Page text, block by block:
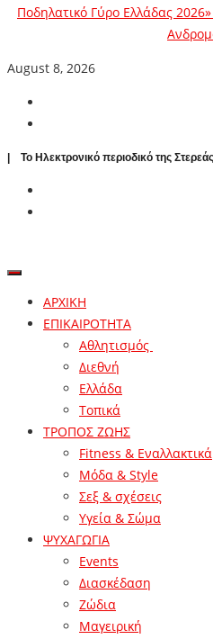
Ποδηλατικό Γύρο Ελλάδας
August 8, 2026
| To Ηλεκτρονικό περιοδικό της
ΑΡΧΙΚΗ
ΕΠΙΚΑΙΡΟΤΗΤΑ
Αθλητισμός
Διεθνή
Ελλάδα
Τοπικά
ΤΡΟΠΟΣ ΖΩΗΣ
Fitness & Εναλλακτικά
Μόδα & Style
Σεξ & σχέσεις
Υγεία & Σώμα
ΨΥΧΑΓΩΓΙΑ
Events
Διασκέδαση
Ζώδια
Μαγειρική